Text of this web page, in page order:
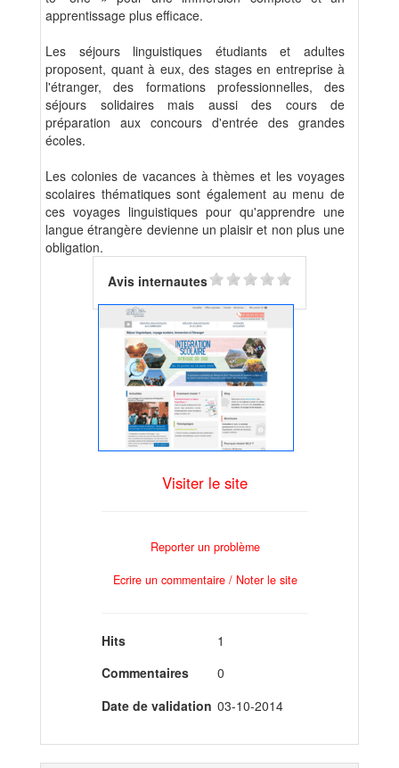
apprentissage plus efficace.
Les séjours linguistiques étudiants et adultes
proposent, quant à eux, des stages en entreprise à
l'étranger, des formations professionnelles, des
séjours solidaires mais aussi des cours de
préparation aux concours d'entrée des grandes
écoles.
Les colonies de vacances à thèmes et les voyages
scolaires thématiques sont également au menu de
ces voyages linguistiques pour qu'apprendre une
langue étrangère devienne un plaisir et non plus une
obligation.
Avis internautes
Visiter le site
Reporter un problème
Ecrire un commentaire / Noter le site
Hits
1
Commentaires
0
Date de validation 03-10-2014